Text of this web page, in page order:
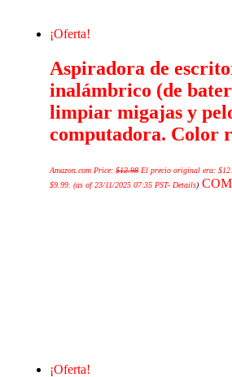
¡Oferta!
Aspiradora de
inalámbrico (de
limpiar migajas y
computadora. Color
Amazon.com Price:$12.98 El precio original era:
$9.99. (as of 23/11/2025 07:35 PST- Details)
¡Oferta!